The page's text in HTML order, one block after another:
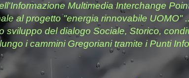
Multimedia Interchange
al progetto "energia rinnovabile UOMO"
sviluppo del dialogo Sociale, Storico,
i cammini Gregoriani tramite i Punti